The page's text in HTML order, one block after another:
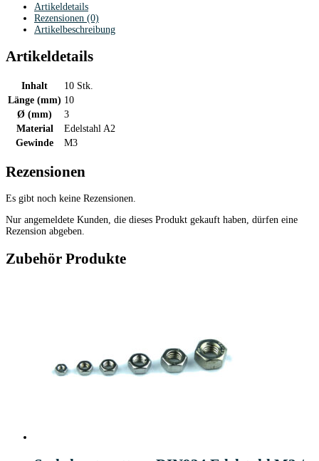
Artikeldetails
Rezensionen (0)
Artikelbeschreibung
Artikeldetails
Inhalt
10 Stk.
Länge (mm) 10
Ø (mm)
3
Material
Edelstahl A2
Gewinde
M3
Rezensionen
Es gibt noch keine Rezensionen.
Nur angemeldete Kunden, die dieses Produkt gekauft haben, dürfen eine
Rezension abgeben.
Zubehör Produkte